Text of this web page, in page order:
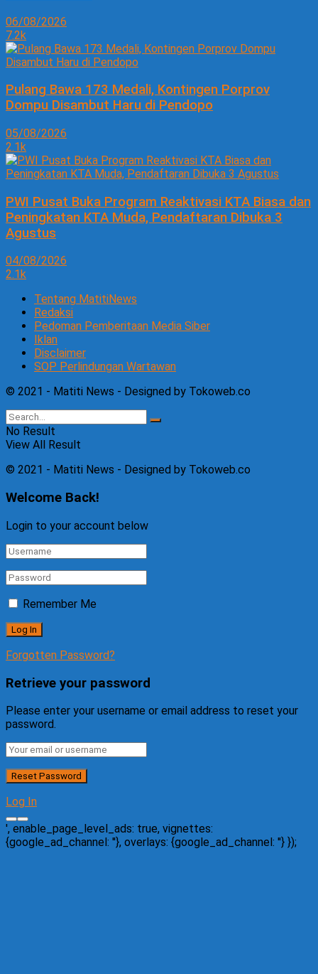
06/08/2026
7.2k
Pulang Bawa 173 Medali, Kontingen Porprov
Dompu Disambut Haru di Pendopo
05/08/2026
2.1k
PWI Pusat Buka Program Reaktivasi KTA Biasa dan
Peningkatan KTA Muda, Pendaftaran Dibuka 3
Agustus
04/08/2026
2.1k
Tentang MatitiNews
Redaksi
Pedoman Pemberitaan Media Siber
Iklan
Disclaimer
SOP Perlindungan Wartawan
© 2021 - Matiti News - Designed by Tokoweb.co
No Result
View All Result
© 2021 - Matiti News - Designed by Tokoweb.co
Welcome Back!
Login to your account below
Remember Me
Forgotten Password?
Retrieve your password
Please enter your username or email address to reset your
password.
Log In
', enable_page_level_ads: true, vignettes:
{google_ad_channel: ''}, overlays: {google_ad_channel: ''} });